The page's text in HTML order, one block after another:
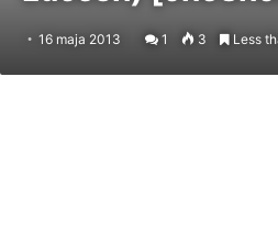
16 maja 2013 1 3 Less